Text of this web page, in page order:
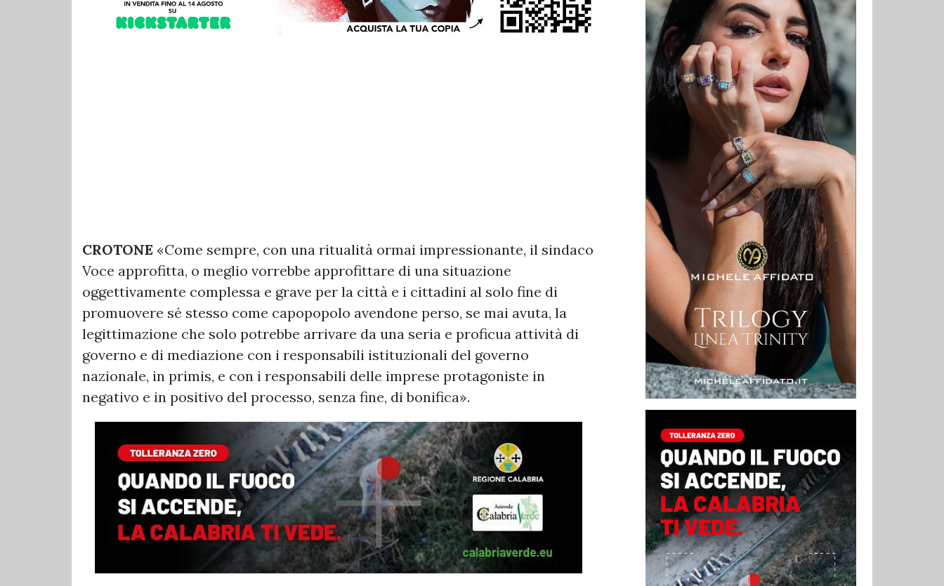
CROTONE «Come sempre, con una ritualità ormai impressionante, il sindaco
Voce approfitta, o meglio vorrebbe approfittare di una situazione
oggettivamente complessa e grave per la città e i cittadini al solo fine di
promuovere sé stesso come capopopolo avendone perso, se mai avuta, la
legittimazione che solo potrebbe arrivare da una seria e proficua attività di
governo e di mediazione con i responsabili istituzionali del governo
nazionale, in primis, e con i responsabili delle imprese protagoniste in
negativo e in positivo del processo, senza fine, di bonifica».